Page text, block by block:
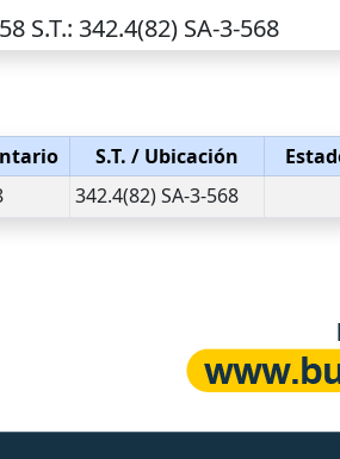
S.T.: 342.4(82) SA-3-568
S.T. / Ubicación
342.4(82) SA-3-568